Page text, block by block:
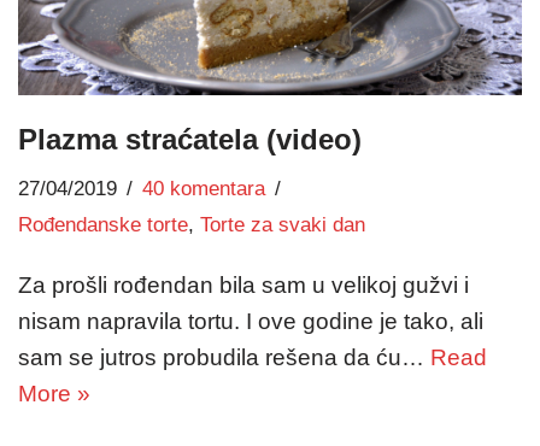
Plazma straćatela (video)
27/04/2019
40 komentara
Rođendanske torte, Torte za svaki dan
Za prošli rođendan bila sam u velikoj gužvi i
nisam napravila tortu. I ove godine je tako, ali
sam se jutros probudila rešena da ću… Read
More »